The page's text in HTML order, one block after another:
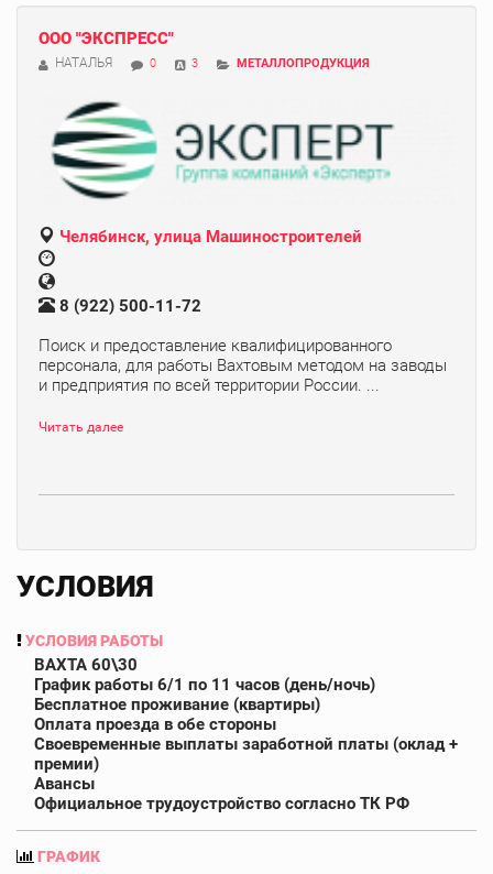
ООО "ЭКСПРЕСС"
НАТАЛЬЯ 0 3 МЕТАЛЛОПРОДУКЦИЯ
Челябинск, улица Машиностроителей
8 (922) 500-11-72
Поиск и предоставление квалифицированного
персонала, для работы Вахтовым методом на заводы
и предприятия по всей территории России. ...
Читать далее
УСЛОВИЯ
УСЛОВИЯ РАБОТЫ
ВАХТА 60\30
График работы 6/1 по 11 часов (день/ночь)
Бесплатное проживание (квартиры)
Оплата проезда в обе стороны
Своевременные выплаты заработной платы (оклад +
премии)
Авансы
Официальное трудоустройство согласно ТК РФ
ГРАФИК